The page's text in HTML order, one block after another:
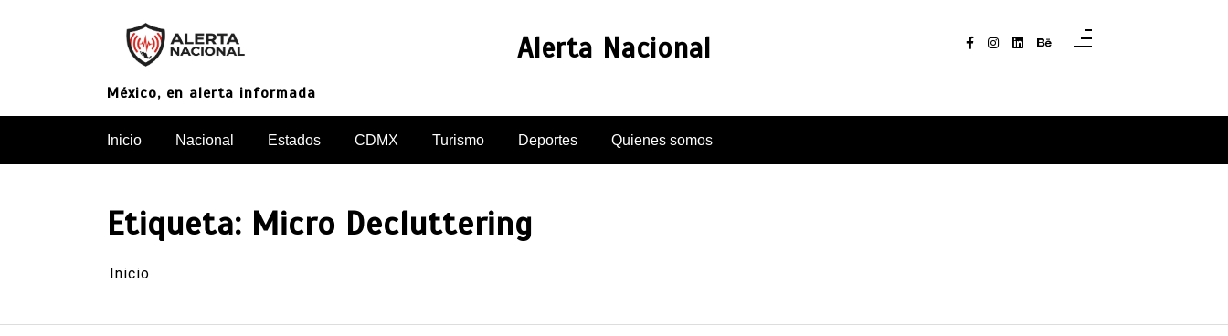
Alerta Nacional
México, en alerta informada
Inicio Nacional Estados CDMX Turismo Deportes Quienes somos
Etiqueta: Micro Decluttering
Inicio